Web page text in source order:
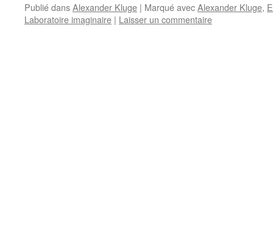
Publié dansAlexander Kluge | Marqué avecAlexander Kluge,
Laboratoire imaginaire | Laisser un commentaire